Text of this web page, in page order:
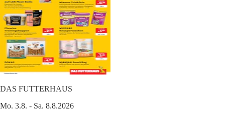
DAS FUTTERHAUS
Mo. 3.8. - Sa. 8.8.2026